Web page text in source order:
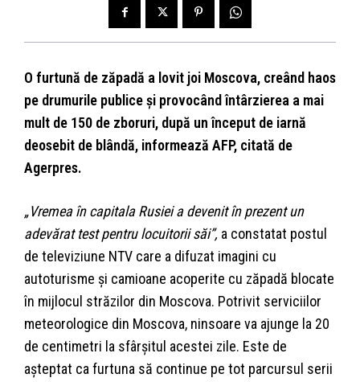
O furtună de zăpadă a lovit joi Moscova, creând haos
pe drumurile publice și provocând întârzierea a mai
mult de 150 de zboruri, după un început de iarnă
deosebit de blândă, informează AFP, citată de
Agerpres.
„Vremea în capitala Rusiei a devenit în prezent un
adevărat test pentru locuitorii săi”, a constatat postul
de televiziune NTV care a difuzat imagini cu
autoturisme și camioane acoperite cu zăpadă blocate
în mijlocul străzilor din Moscova. Potrivit serviciilor
meteorologice din Moscova, ninsoare va ajunge la 20
de centimetri la sfârșitul acestei zile. Este de
așteptat ca furtuna să continue pe tot parcursul serii